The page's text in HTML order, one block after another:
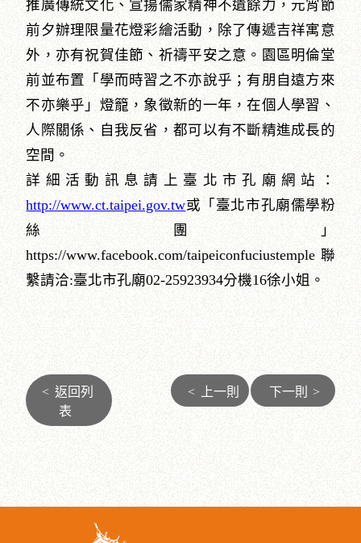
推廣傳統文化、宣揚儒家精神不遺餘力，元宵節
前夕辦理限量花燈彩繪活動，除了傳遞吉祥寓意
外，亦有祝賀佳節、祈禱平安之意。園區明倫堂
前並布置「學而時習之不亦說乎；有朋自遠方來
不亦樂乎」燈籠，象徵新的一年，在個人學習、
人際關係、自我反省，都可以有不斷精進成長的
空間。
詳細活動訊息請上臺北市孔廟網站：
http://www.ct.taipei.gov.tw或「臺北市孔廟儒學粉
絲團」
https://www.facebook.com/taipeiconfuciustemple聯
繫請洽:臺北市孔廟02-25923934分機16徐小姐。
< 返回列
表
< 上一則 下一則 >